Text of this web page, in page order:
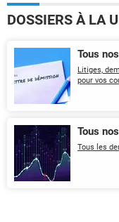
DOSSIERS À LA
Tous
Litiges,
pour vos
Tous
Tous les